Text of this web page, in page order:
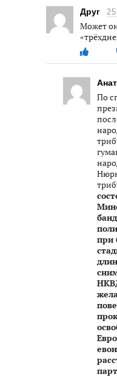
Друг
Может
По
при